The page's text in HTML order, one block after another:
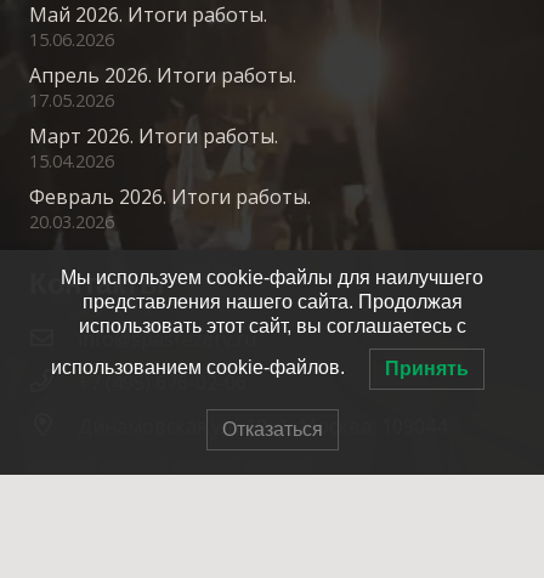
Май 2026. Итоги работы.
15.06.2026
Апрель 2026. Итоги работы.
17.05.2026
Март 2026. Итоги работы.
15.04.2026
Февраль 2026. Итоги работы.
20.03.2026
Контакты
info@spasrezerv.ru
+7 (495) 676-02-06
Динамовская ул., 10к1, Москва, 109044
Мы используем cookie-файлы для наилучшего
представления нашего сайта. Продолжая
использовать этот сайт, вы соглашаетесь с
использованием cookie-файлов. Принять
Отказаться